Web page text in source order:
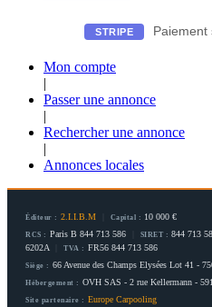
STRIPE Paiement
Mon compte
|
Passer une annonce
|
Rechercher une annonce
|
Annonces locales
Éditeur : 2.I.I.B.M Capital : 10 000 €
RCS : Paris B 844 713 586 SIRET : 844 713
6202A TVA : FR56 844 713 586
Siège : 66 Avenue des Champs Elysées Lot 41 -
Hébergement : OVH SAS - 2 rue Kellermann -
Site partenaire : Europe Carpooling